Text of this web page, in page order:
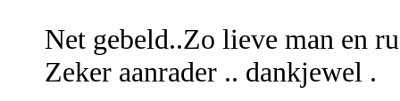
Net gebeld..Zo lieve man en
Zeker aanrader .. dankjewel .